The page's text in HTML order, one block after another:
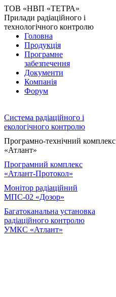
ТОВ «НВП «ТЕТРА»
Прилади радіаційного і
технологічного контролю
Головна
Продукція
Програмне
забезпечення
Документи
Компанія
Форум
Система радіаційного і
екологічного контролю
Програмно-технічний комплекс
«Атлант»
Програмний комплекс
«Атлант-Протокол»
Монітор радіаційний
МПС-02 «Дозор»
Багатоканальна установка
радіаційного контролю
УМКС «Атлант»